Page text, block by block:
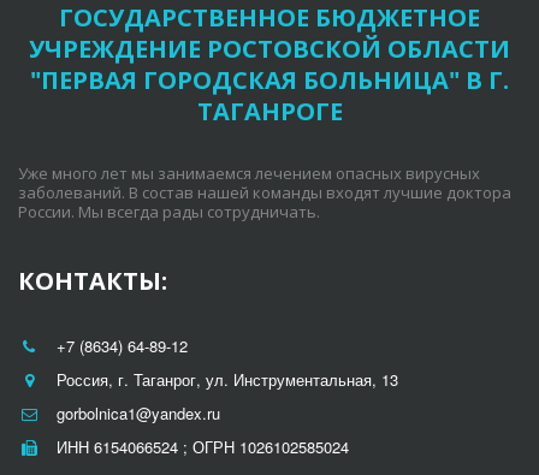
ГОСУДАРСТВЕННОЕ БЮДЖЕТНОЕ
УЧРЕЖДЕНИЕ РОСТОВСКОЙ ОБЛАСТИ
"ПЕРВАЯ ГОРОДСКАЯ БОЛЬНИЦА" В Г.
ТАГАНРОГЕ
Уже много лет мы занимаемся лечением опасных вирусных
заболеваний. В состав нашей команды входят лучшие доктора
России. Мы всегда рады сотрудничать.
КОНТАКТЫ:
+7 (8634) 64-89-12
Россия, г. Таганрог, ул. Инструментальная, 13
gorbolnica1@yandex.ru
ИНН 6154066524 ; ОГРН 1026102585024